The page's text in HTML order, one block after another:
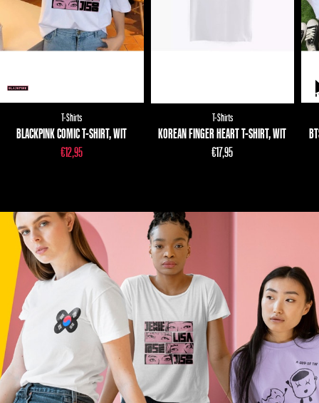
T-Shirts
BLACKPINK COMIC T-SHIRT, WIT
€12,95
T-Shirts
KOREAN FINGER HEART T-SHIRT, WIT
€17,95